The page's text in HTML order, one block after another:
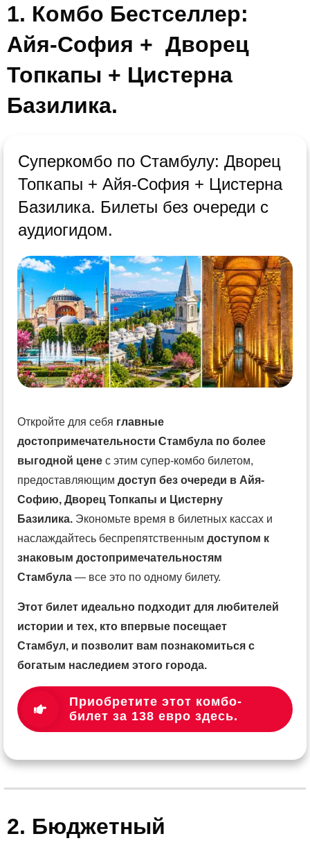
1. Комбо Бестселлер:
Айя-София + Дворец
Топкапы + Цистерна
Базилика.
Суперкомбо по Стамбулу: Дворец
Топкапы + Айя-София + Цистерна
Базилика. Билеты без очереди с
аудиогидом.
Откройте для себя главные
достопримечательности Стамбула по более
выгодной цене с этим супер-комбо билетом,
предоставляющим доступ без очереди в Айя-
Софию, Дворец Топкапы и Цистерну
Базилика. Экономьте время в билетных кассах и
наслаждайтесь беспрепятственным доступом к
знаковым достопримечательностям
Стамбула — все это по одному билету.
Этот билет идеально подходит для любителей
истории и тех, кто впервые посещает
Стамбул, и позволит вам познакомиться с
богатым наследием этого города.
Приобретите этот комбо-
билет за 138 евро здесь.
2. Бюджетный